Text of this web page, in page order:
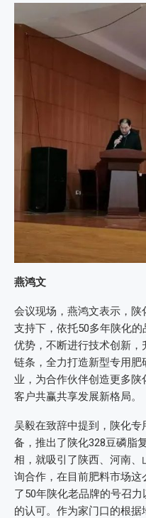
燕鸿文
会议现场，燕鸿文表示，
支持下，依托50多年陕化
优势，不断进行技术创新
链条，全力打造新型专用
业，为合作伙伴创造更多
客户共赢共享发展新格局。
吴毅在致辞中提到，陕化
备，推出了陕化328豆磷脂
相，就吸引了陕西、河南
询合作，在目前肥料市场
了50年陕化老品牌的号召
的认可。作为家门口的根据